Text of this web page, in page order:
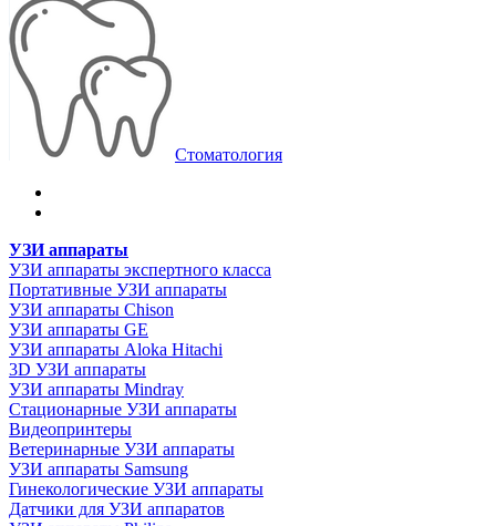
Стоматология
УЗИ аппараты
УЗИ аппараты экспертного класса
Портативные УЗИ аппараты
УЗИ аппараты Chison
УЗИ аппараты GE
УЗИ аппараты Aloka Hitachi
3D УЗИ аппараты
УЗИ аппараты Mindray
Стационарные УЗИ аппараты
Видеопринтеры
Ветеринарные УЗИ аппараты
УЗИ аппараты Samsung
Гинекологические УЗИ аппараты
Датчики для УЗИ аппаратов